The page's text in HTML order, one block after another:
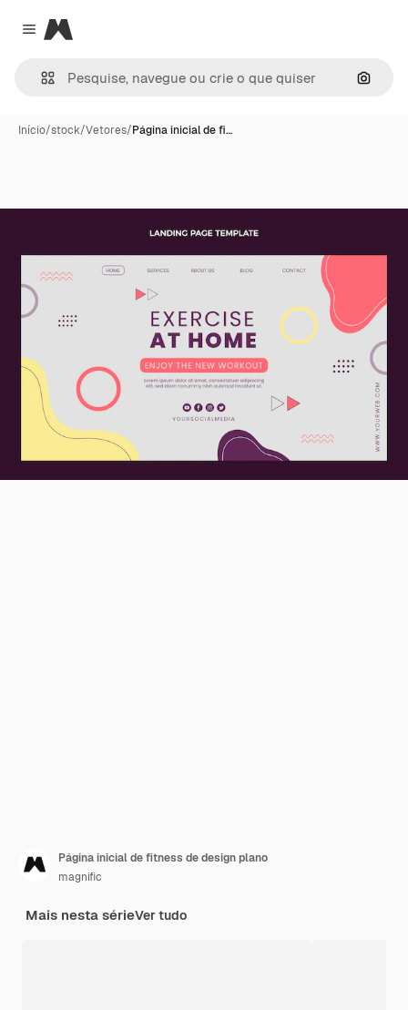
Close menu
Magnific
Início/stock/Vetores/Página inicial de fi…
Página inicial de fitness de design plano
magnific
Mais nesta sérieVer tudo